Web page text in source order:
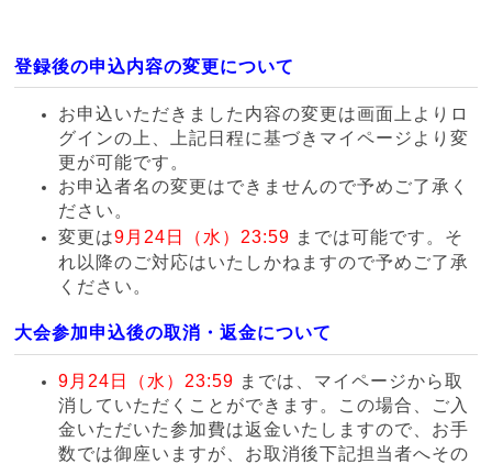
登録後の申込内容の変更について
お申込いただきました内容の変更は画面上よりロ
グインの上、上記日程に基づきマイページより変
更が可能です。
お申込者名の変更はできませんので予めご了承く
ださい。
変更は9月24日（水） 23:59 までは可能です。そ
れ以降のご対応はいたしかねますので予めご了承
ください。
大会参加申込後の取消・返金について
9月24日（水）23:59 までは、マイページから取
消していただくことができます。この場合、ご入
金いただいた参加費は返金いたしますので、お手
数では御座いますが、お取消後下記担当者へその